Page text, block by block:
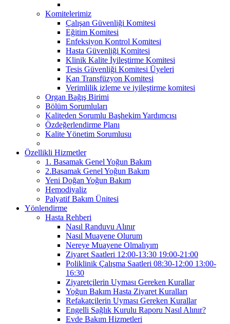
Komitelerimiz
Çalışan Güvenliği Komitesi
Eğitim Komitesi
Enfeksiyon Kontrol Komitesi
Hasta Güvenliği Komitesi
Klinik Kalite İyileştirme Komitesi
Tesis Güvenliği Komitesi Üyeleri
Kan Transfüzyon Komitesi
Verimlilik izleme ve iyileştirme komitesi
Organ Bağış Birimi
Bölüm Sorumluları
Kaliteden Sorumlu Başhekim Yardımcısı
Özdeğerlendirme Planı
Kalite Yönetim Sorumlusu
Özellikli Hizmetler
1. Basamak Genel Yoğun Bakım
2.Basamak Genel Yoğun Bakım
Yeni Doğan Yoğun Bakım
Hemodiyaliz
Palyatif Bakım Ünitesi
Yönlendirme
Hasta Rehberi
Nasıl Randuvu Alınır
Nasıl Muayene Olurum
Nereye Muayene Olmalıyım
Ziyaret Saatleri 12:00-13:30 19:00-21:00
Poliklinik Çalışma Saatleri 08:30-12:00 13:00-
16:30
Ziyaretçilerin Uyması Gereken Kurallar
Yoğun Bakım Hasta Ziyaret Kuralları
Refakatçilerin Uyması Gereken Kurallar
Engelli Sağlık Kurulu Raporu Nasıl Alınır?
Evde Bakım Hizmetleri